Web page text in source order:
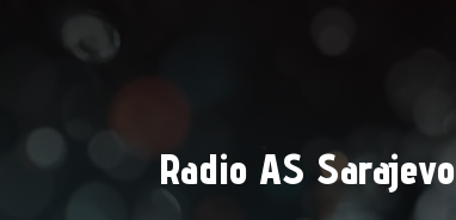
Radio AS Sarajevo